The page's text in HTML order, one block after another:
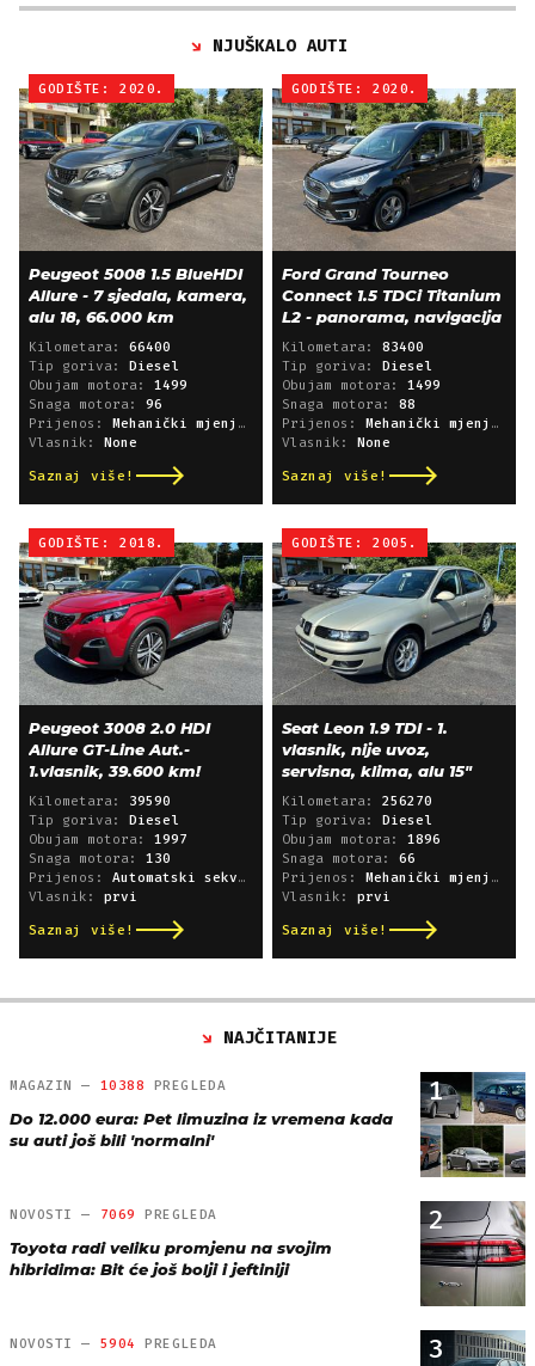
NJUŠKALO AUTI
GODIŠTE: 2020.
Peugeot 5008 1.5 BlueHDI
Allure - 7 sjedala, kamera,
alu 18, 66.000 km
Kilometara: 66400
Tip goriva:
Diesel
Obujam motora: 1499
Snaga motora: 96
Prijenos:
Mehanički mjenjač
Vlasnik:
None
Saznaj više!
GODIŠTE: 2020.
Ford Grand Tourneo
Connect 1.5 TDCi Titanium
L2 - panorama, navigacija
Kilometara: 83400
Tip goriva:
Diesel
Obujam motora: 1499
Snaga motora: 88
Prijenos:
Mehanički mjenjač
Vlasnik:
None
Saznaj više!
GODIŠTE: 2018.
Peugeot 3008 2.0 HDI
Allure GT-Line Aut.-
1.vlasnik, 39.600 km!
Kilometara: 39590
Tip goriva:
Diesel
Obujam motora: 1997
Snaga motora: 130
Prijenos: Automatski sekvencijski
Vlasnik: prvi
Saznaj više!
GODIŠTE: 2005.
Seat Leon 1.9 TDI - 1.
vlasnik, nije uvoz,
servisna, klima, alu 15"
Kilometara: 256270
Tip goriva:
Diesel
Obujam motora: 1896
Snaga motora: 66
Prijenos:
Mehanički mjenjač
Vlasnik: prvi
Saznaj više!
NAJČITANIJE
1
MAGAZIN — 10388 PREGLEDA
Do 12.000 eura: Pet limuzina iz vremena kada
su auti još bili 'normalni'
2
NOVOSTI — 7069 PREGLEDA
Toyota radi veliku promjenu na svojim
hibridima: Bit će još bolji i jeftiniji
3
NOVOSTI — 5904 PREGLEDA